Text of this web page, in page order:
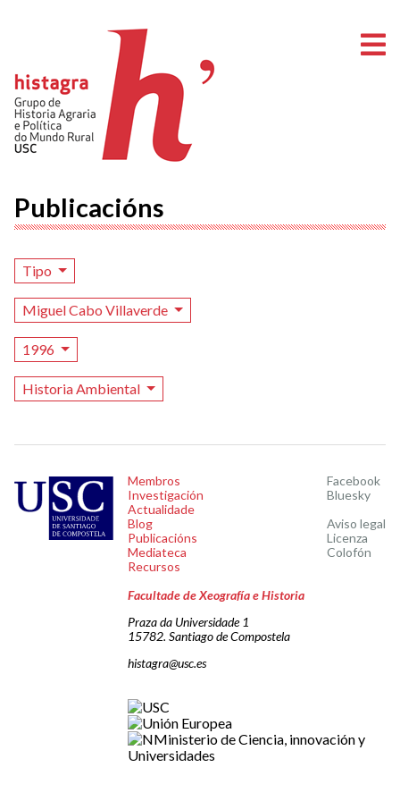
Publicacións
Tipo
Miguel Cabo Villaverde
1996
Historia Ambiental
Membros
Investigación
Actualidade
Blog
Publicacións
Mediateca
Recursos
Facebook
Bluesky
Aviso legal
Licenza
Colofón
Facultade de Xeografía e Historia
Praza da Universidade 1
15782. Santiago de Compostela
histagra@usc.es